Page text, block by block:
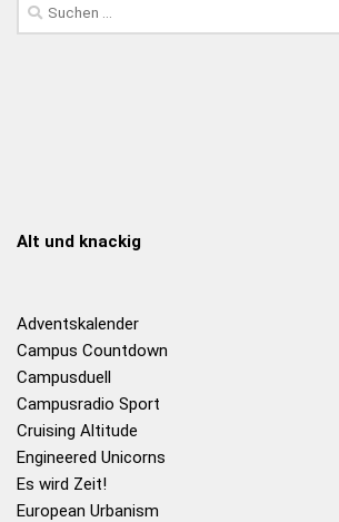
Alt und knackig
Adventskalender
Campus Countdown
Campusduell
Campusradio Sport
Cruising Altitude
Engineered Unicorns
Es wird Zeit!
European Urbanism